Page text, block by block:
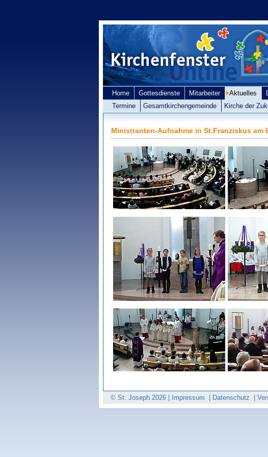
Home Gottesdienste Mitarbeiter Aktuelles
Termine
Gesamtkirchengemeinde Kirche der
Ministranten-Aufnahme in St.Franziskus am
© St. Joseph 2026 | Impressum Datenschutz